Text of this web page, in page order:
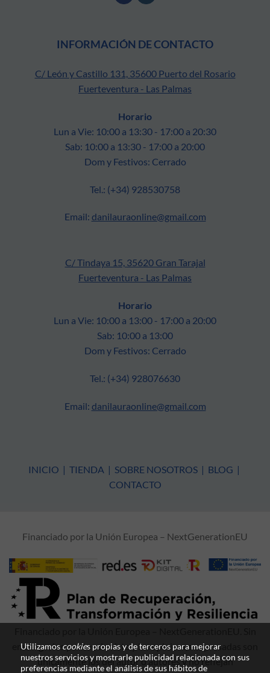
INFORMACIÓN DE CONTACTO
C/ León y Castillo 131, 35600 Puerto del Rosario
Fuerteventura - Las Palmas
Horario
Lun a Vie: 10:00 a 13:30 - 17:00 a 20:30
Sab: 10:00 a 13:30 - 17:00 a 20:00
Dom y Festivos: Cerrado
Tel.: (+34) 928530758
Email: danilauraonline@gmail.com
C/ Tindaya 15, 35620 Gran Tarajal
Fuerteventura - Las Palmas
Horario
Lun a Vie: 10:00 a 13:00 - 17:00 a 20:00
Sab: 10:00 a 13:00
Dom y Festivos: Cerrado
Tel.: (+34) 928076630
Email: danilauraonline@gmail.com
INICIO | TIENDA | SOBRE NOSOTROS | BLOG |
CONTACTO
Financiado por la Unión Europea – NextGenerationEU
embargo, los puntos de vista y las opiniones expresadas son
únicamente los del autor o autores y no reflejan
Utilizamos cookies propias y de terceros para mejorar
nuestros servicios y mostrarle publicidad relacionada con sus
preferencias mediante el análisis de sus hábitos de